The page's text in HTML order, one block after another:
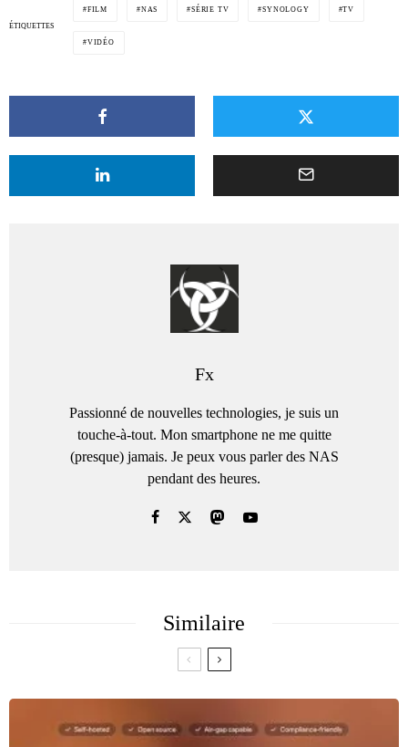
ÉTIQUETTES
FILM NAS SÉRIE TV SYNOLOGY TV
VIDÉO
Fx
Passionné de nouvelles technologies, je suis un
touche-à-tout. Mon smartphone ne me quitte
(presque) jamais. Je peux vous parler des NAS
pendant des heures.
Similaire